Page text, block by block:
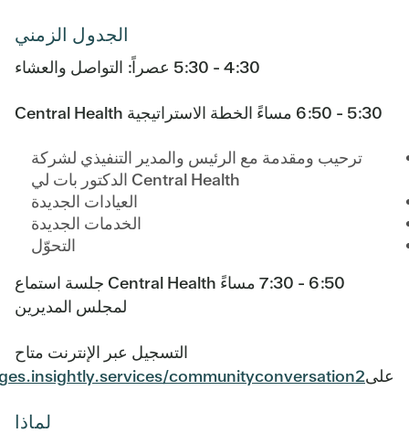
الجدول الزمني
4:30 - 5:30 عصراً: التواصل والعشاء
5:30 - 6:50 مساءً الخطة الاستراتيجية Central Health
ترحيب ومقدمة مع الرئيس والمدير التنفيذي لشركة
Central Health الدكتور بات لي
العيادات الجديدة
الخدمات الجديدة
التحوّل
6:50 - 7:30 مساءً Central Health جلسة استماع
لمجلس المديرين
التسجيل عبر الإنترنت متاح
علىcommunityconversation2
لماذا